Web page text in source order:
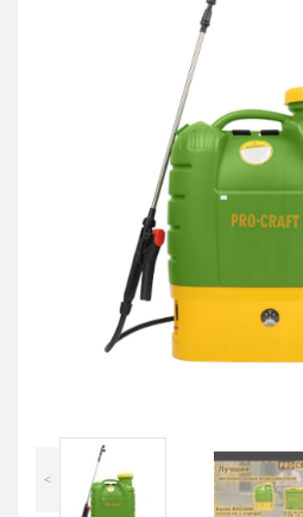
<